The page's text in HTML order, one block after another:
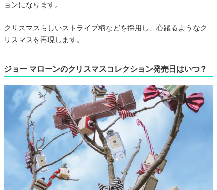
ョンになります。
クリスマスらしいストライプ柄などを採用し、心躍るようなク
リスマスを再現します。
ジョー マローンのクリスマスコレクション発売日はいつ？